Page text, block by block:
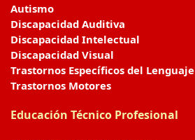
Autismo
Discapacidad Auditiva
Discapacidad Intelectual
Discapacidad Visual
Trastornos Específicos del Lenguaje
Trastornos Motores
Educación Técnico Profesional